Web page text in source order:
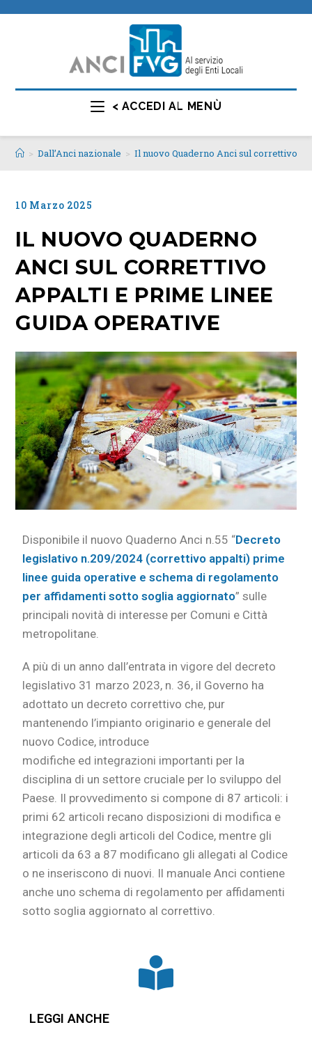
< ACCEDI AL MENÙ
> Dall’Anci nazionale > Il nuovo Quaderno Anci sul correttivo
10 Marzo 2025
IL NUOVO QUADERNO
ANCI SUL CORRETTIVO
APPALTI E PRIME LINEE
GUIDA OPERATIVE
Disponibile il nuovo Quaderno Anci n.55 “Decreto
legislativo n.209/2024 (correttivo appalti) prime
linee guida operative e schema di regolamento
per affidamenti sotto soglia aggiornato” sulle
principali novità di interesse per Comuni e Città
metropolitane.
A più di un anno dall’entrata in vigore del decreto
legislativo 31 marzo 2023, n. 36, il Governo ha
adottato un decreto correttivo che, pur
mantenendo l’impianto originario e generale del
nuovo Codice, introduce
modifiche ed integrazioni importanti per la
disciplina di un settore cruciale per lo sviluppo del
Paese. Il provvedimento si compone di 87 articoli: i
primi 62 articoli recano disposizioni di modifica e
integrazione degli articoli del Codice, mentre gli
articoli da 63 a 87 modificano gli allegati al Codice
o ne inseriscono di nuovi. Il manuale Anci contiene
anche uno schema di regolamento per affidamenti
sotto soglia aggiornato al correttivo.
LEGGI ANCHE